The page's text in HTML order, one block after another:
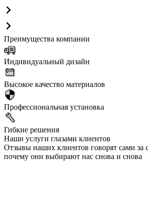
Преимущества компании
Индивидуальный дизайн
Высокое качество материалов
Профессиональная установка
Гибкие решения
Наши услуги глазами клиентов
Отзывы наших клиентов говорят сами за
почему они выбирают нас снова и снова